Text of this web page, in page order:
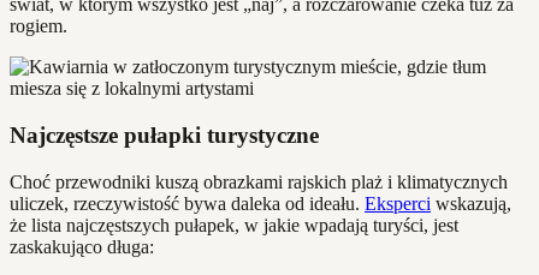
świat, w którym wszystko jest „naj”, a rozczarowanie czeka tuż za
rogiem.
Najczęstsze pułapki turystyczne
Choć przewodniki kuszą obrazkami rajskich plaż i klimatycznych
uliczek, rzeczywistość bywa daleka od ideału. Eksperci wskazują,
że lista najczęstszych pułapek, w jakie wpadają turyści, jest
zaskakująco długa: